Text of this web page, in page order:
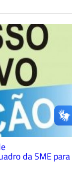
da SME para